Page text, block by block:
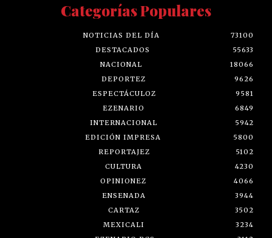
Categorías Populares
NOTICIAS DEL DÍA
73100
DESTACADOS
55633
NACIONAL
18066
DEPORTEZ
9626
ESPECTÁCULOZ
9581
EZENARIO
6849
INTERNACIONAL
5942
EDICIÓN IMPRESA
5800
REPORTAJEZ
5102
CULTURA
4230
OPINIONEZ
4066
ENSENADA
3944
CARTAZ
3502
MEXICALI
3234